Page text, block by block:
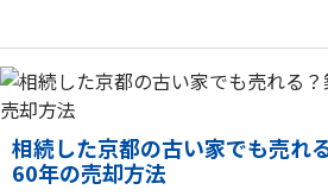
相続した京都の古い家でも売れ
60年の売却方法